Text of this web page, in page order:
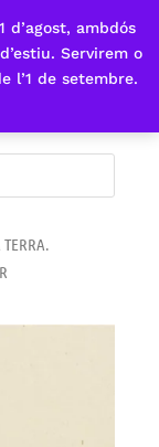
d’agost, ambdós
Servirem o
l’1 de setembre.
TERRA.